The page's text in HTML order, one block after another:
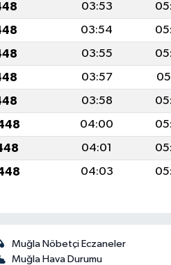
03:53
03:54
03:55
03:57
03:58
04:00
04:01
04:03
Muğla Nöbetçi Eczaneler
Muğla Hava Durumu